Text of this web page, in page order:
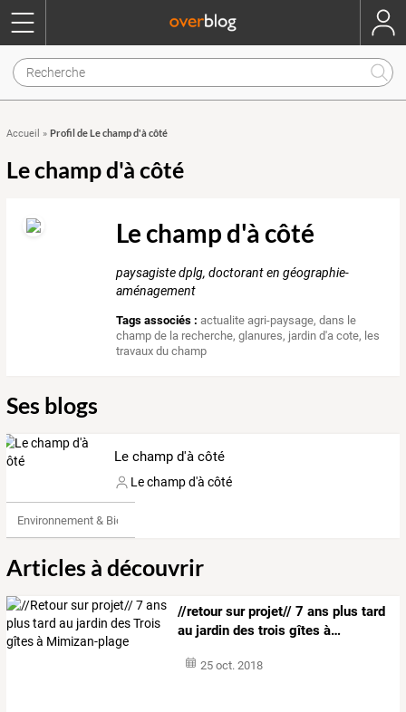
Accueil » Profil de Le champ d'à côté
Le champ d'à côté
Le champ d'à côté
paysagiste dplg, doctorant en géographie-
aménagement
Tags associés : actualite agri-paysage,dans le
champ de la recherche,glanures, jardin d'a cote, les
travaux du champ
Ses blogs
Le champ d'à côté
Le champ d'à côté
Environnement & Bio
Articles à découvrir
//retoursurprojet// 7 ans plus tard
au jardin des trois gîtes à…
25 oct. 2018